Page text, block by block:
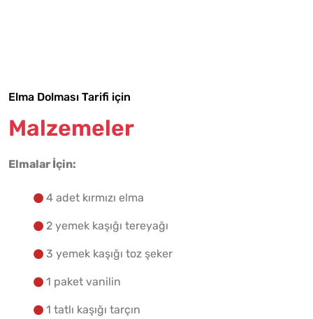
Elma Dolması Tarifi için
Malzemeler
Elmalar İçin:
4 adet kırmızı elma
2 yemek kaşığı tereyağı
3 yemek kaşığı toz şeker
1 paket vanilin
1 tatlı kaşığı tarçın